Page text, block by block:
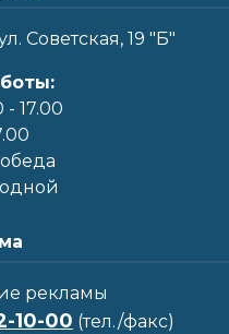
Советская, 19 "Б"
17.00
рекламы
10-00 (тел./факс)